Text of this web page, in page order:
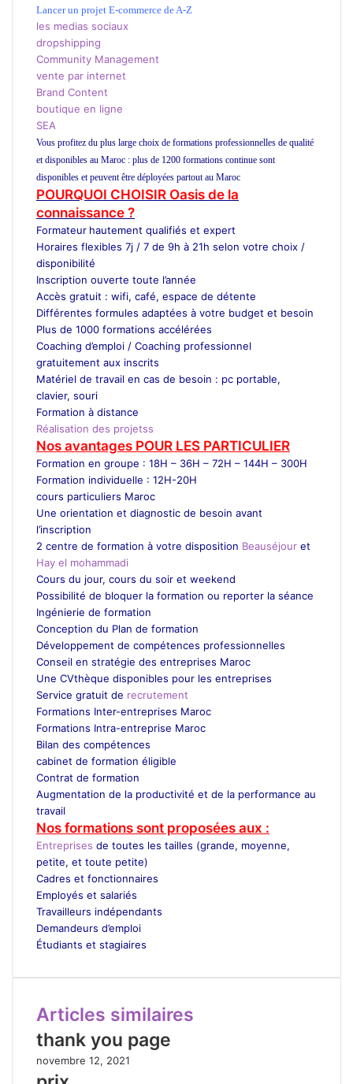
Lancer un projet E-commerce de A-Z
les medias sociaux
dropshipping
Community Management
vente par internet
Brand Content
boutique en ligne
SEA
Vous profitez du plus large choix de formations professionnelles de qualité
et disponibles au Maroc : plus de 1200 formations continue sont
disponibles et peuvent être déployées partout au Maroc
POURQUOI CHOISIR Oasis de la
connaissance ?
Formateur hautement qualifiés et expert
Horaires flexibles 7j / 7 de 9h à 21h selon votre choix /
disponibilité
Inscription ouverte toute l’année
Accès gratuit : wifi, café, espace de détente
Différentes formules adaptées à votre budget et besoin
Plus de 1000 formations accélérées
Coaching d’emploi / Coaching professionnel
gratuitement aux inscrits
Matériel de travail en cas de besoin : pc portable,
clavier, souri
Formation à distance
Réalisation des projetss
Nos avantages POUR LES PARTICULIER
Formation en groupe : 18H – 36H – 72H – 144H – 300H
Formation individuelle : 12H-20H
cours particuliers Maroc
Une orientation et diagnostic de besoin avant
l’inscription
2 centre de formation à votre disposition Beauséjour et
Hay el mohammadi
Cours du jour, cours du soir et weekend
Possibilité de bloquer la formation ou reporter la séance
Ingénierie de formation
Conception du Plan de formation
Développement de compétences professionnelles
Conseil en stratégie des entreprises Maroc
Une CVthèque disponibles pour les entreprises
Service gratuit de recrutement
Formations Inter-entreprises Maroc
Formations Intra-entreprise Maroc
Bilan des compétences
cabinet de formation éligible
Contrat de formation
Augmentation de la productivité et de la performance au
travail
Nos formations sont proposées aux :
Entreprises de toutes les tailles (grande, moyenne,
petite, et toute petite)
Cadres et fonctionnaires
Employés et salariés
Travailleurs indépendants
Demandeurs d’emploi
Étudiants et stagiaires
Articles similaires
thank you page
novembre 12, 2021